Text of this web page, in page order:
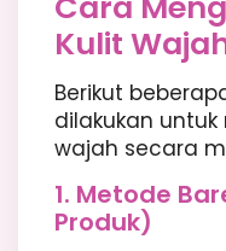
Kulit
Berikut
dilakukan
wajah secara
1. Metode
Produk)